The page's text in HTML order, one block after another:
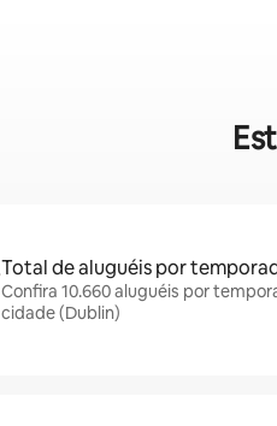
Total de aluguéis por
Confira 10.660 aluguéis por
cidade (Dublin)